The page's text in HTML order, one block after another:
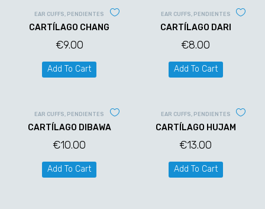
EAR CUFFS PENDIENTES
CARTÍLAGO CHANG
€9.00
Add To Cart
EAR CUFFS PENDIENTES
CARTÍLAGO DARI
€8.00
Add To Cart
EAR CUFFS PENDIENTES
CARTÍLAGO DIBAWA
€10.00
Add To Cart
EAR CUFFS PENDIENTES
CARTÍLAGO HUJAM
€13.00
Add To Cart